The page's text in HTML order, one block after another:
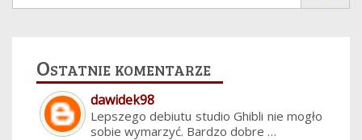
Ostatnie komentarze
dawidek98
Lepszego debiutu studio Ghibli nie mogło
sobie wymarzyć. Bardzo dobre …